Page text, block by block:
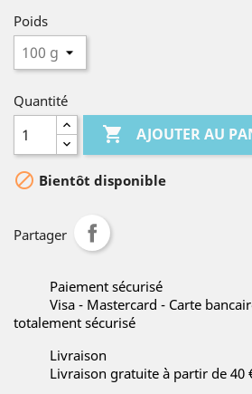
Poids
Quantité
 AJOUTER AU
 Bientôt disponible
Partager
Paiement sécurisé
Visa - Mastercard - Carte
totalement sécurisé
Livraison
Livraison gratuite à partir de 40